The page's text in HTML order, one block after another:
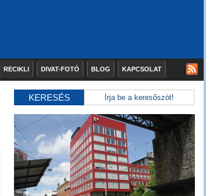
RECIKLI DIVAT-FOTÓ BLOG KAPCSOLAT
KERESÉS